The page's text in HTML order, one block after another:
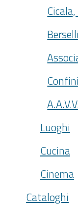
A.A.V.V.
Luoghi
Cucina
Cinema
Cataloghi